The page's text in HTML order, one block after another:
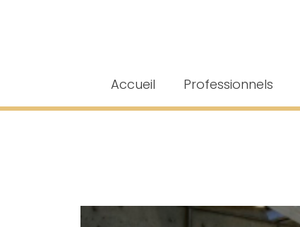
Accueil Professionnels